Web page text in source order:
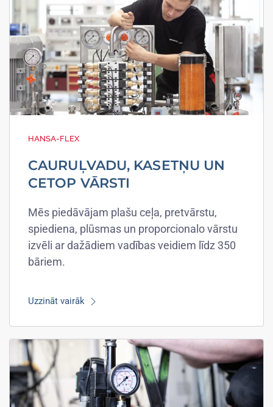
HANSA-FLEX
CAURUĻVADU, KASETŅU UN
CETOP VĀRSTI
Mēs piedāvājam plašu ceļa, pretvārstu,
spiediena, plūsmas un proporcionalo vārstu
izvēli ar dažādiem vadības veidiem līdz 350
bāriem.
Uzzināt vairāk